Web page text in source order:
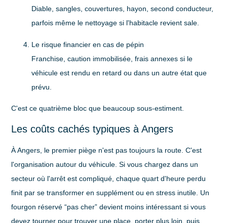
Diable, sangles, couvertures, hayon, second conducteur,
parfois même le nettoyage si l'habitacle revient sale.
Le risque financier en cas de pépin
Franchise, caution immobilisée, frais annexes si le
véhicule est rendu en retard ou dans un autre état que
prévu.
C'est ce quatrième bloc que beaucoup sous-estiment.
Les coûts cachés typiques à Angers
À Angers, le premier piège n'est pas toujours la route. C'est
l'organisation autour du véhicule. Si vous chargez dans un
secteur où l'arrêt est compliqué, chaque quart d'heure perdu
finit par se transformer en supplément ou en stress inutile. Un
fourgon réservé “pas cher” devient moins intéressant si vous
devez tourner pour trouver une place, porter plus loin, puis